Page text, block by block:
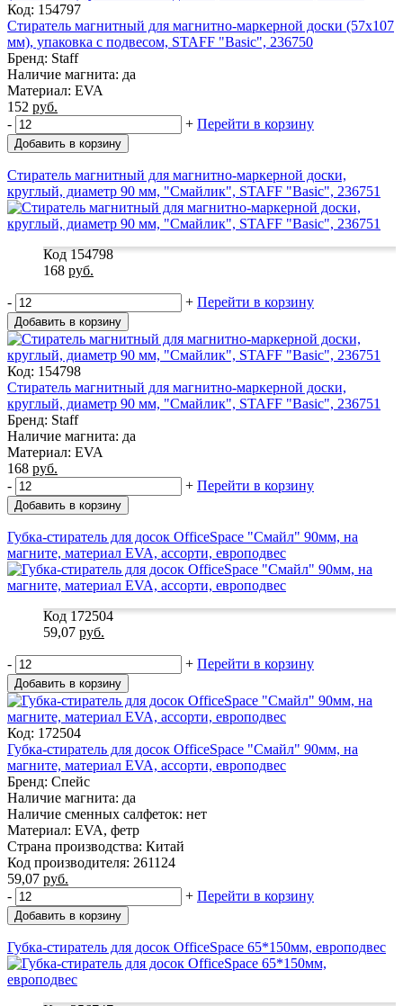
Код: 154797
Стиратель магнитный для магнитно-маркерной доски (57х107
мм), упаковка с подвесом, STAFF "Basic", 236750
Бренд: Staff
Наличие магнита: да
Материал: EVA
152 руб.
-
+ Перейти в корзину
Добавить в корзину
Стиратель магнитный для магнитно-маркерной доски,
круглый, диаметр 90 мм, "Смайлик", STAFF "Basic", 236751
Код 154798
168 руб.
- + Перейти в корзину
Добавить в корзину
Код: 154798
Стиратель магнитный для магнитно-маркерной доски,
круглый, диаметр 90 мм, "Смайлик", STAFF "Basic", 236751
Бренд: Staff
Наличие магнита: да
Материал: EVA
168 руб.
-
+ Перейти в корзину
Добавить в корзину
Губка-стиратель для досок OfficeSpace "Смайл" 90мм, на
магните, материал EVA, ассорти, европодвес
Код 172504
59,07 руб.
- + Перейти в корзину
Добавить в корзину
Код: 172504
Губка-стиратель для досок OfficeSpace "Смайл" 90мм, на
магните, материал EVA, ассорти, европодвес
Бренд: Спейс
Наличие магнита: да
Наличие сменных салфеток: нет
Материал: EVA, фетр
Страна производства: Китай
Код производителя: 261124
59,07 руб.
-
+ Перейти в корзину
Добавить в корзину
Губка-стиратель для досок OfficeSpace 65*150мм, европодвес